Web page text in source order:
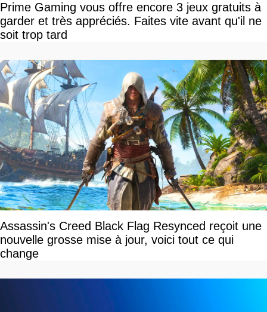
Prime Gaming vous offre encore 3 jeux gratuits à
garder et très appréciés. Faites vite avant qu'il ne
soit trop tard
Assassin's Creed Black Flag Resynced reçoit une
nouvelle grosse mise à jour, voici tout ce qui
change